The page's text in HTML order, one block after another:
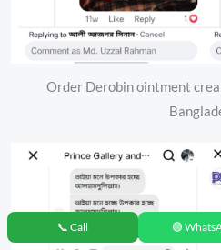
📞 Call 🟢
Order Derobin ointment